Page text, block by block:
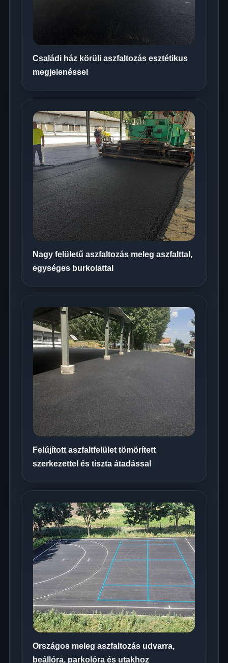
Családi ház körüli aszfaltozás esztétikus
megjelenéssel
Nagy felületű aszfaltozás meleg aszfalttal,
egységes burkolattal
Felújított aszfaltfelület tömörített
szerkezettel és tiszta átadással
Országos meleg aszfaltozás udvarra,
beállóra, parkolóra és utakhoz